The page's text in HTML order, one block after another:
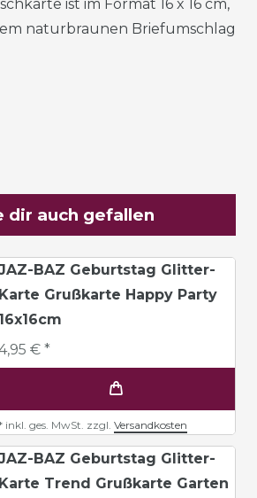
ist im Format 16 x 16 cm,
naturbraunen Briefumschlag
dir auch gefallen
BAZ Geburtstag Glitter-
Karte Grußkarte Happy Party
16x16cm
€ *
inkl. ges. MwSt. zzgl. Versandkosten
BAZ Geburtstag Glitter-
Karte Trend Grußkarte Garten